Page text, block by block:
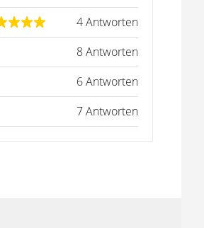
4 Antworten
8 Antworten
6 Antworten
7 Antworten